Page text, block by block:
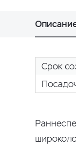
Срок